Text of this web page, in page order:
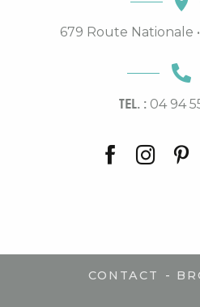
679 Route Nationale
TEL. : 04 94
CONTACT -